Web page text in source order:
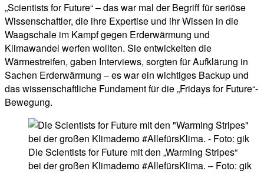
„Scientists for Future“ – das war mal der Begriff für seriöse
Wissenschaftler, die ihre Expertise und ihr Wissen in die
Waagschale im Kampf gegen Erderwärmung und
Klimawandel werfen wollten. Sie entwickelten die
Wärmestreifen, gaben Interviews, sorgten für Aufklärung in
Sachen Erderwärmung – es war ein wichtiges Backup und
das wissenschaftliche Fundament für die „Fridays for Future“-
Bewegung.
Die Scientists for Future mit den „Warming Stripes“
bei der großen Klimademo #AllefürsKlima. – Foto: gik